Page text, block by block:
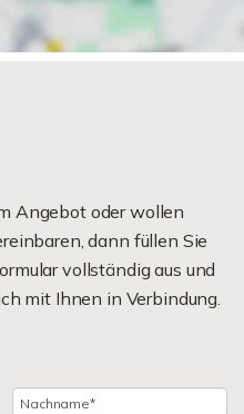
Angebot oder wollen
dann füllen Sie
vollständig aus und
mit Ihnen in Verbindung.